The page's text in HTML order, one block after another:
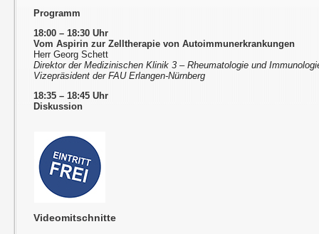
Programm
18:00 – 18:30 Uhr
Vom Aspirin zur Zelltherapie von Autoimmunerkrankungen
Herr Georg Schett
Direktor der Medizinischen Klinik 3 – Rheumatologie und
Vizepräsident der FAU Erlangen-Nürnberg
18:35 – 18:45 Uhr
Diskussion
Videomitschnitte